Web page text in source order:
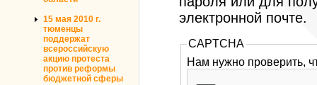
15 мая 2010 г.
тюменцы
поддержат
всероссийскую
акцию протеста
против реформы
бюджетной сферы
электронной почте.
CAPTCHA
Нам нужно проверить,